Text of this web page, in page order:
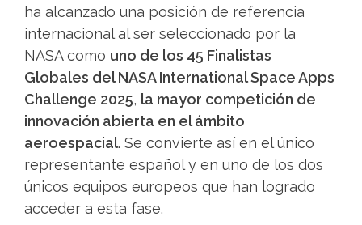
ha alcanzado una posición de referencia
internacional al ser seleccionado por la
NASA como uno de los 45 Finalistas
Globales del NASA International Space Apps
Challenge 2025, la mayor competición de
innovación abierta en el ámbito
aeroespacial. Se convierte así en el único
representante español y en uno de los dos
únicos equipos europeos que han logrado
acceder a esta fase.